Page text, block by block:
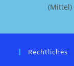
Rechtliches